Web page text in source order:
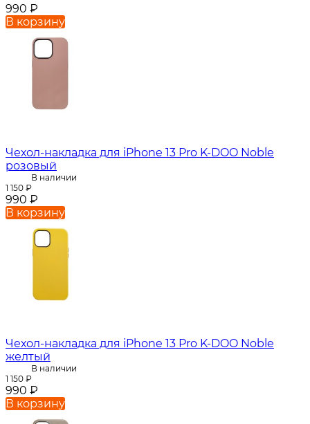
990 ₽
В корзину
Чехол-накладка для iPhone 13 Pro K-DOO Noble
розовый
В наличии
1 150 ₽
990 ₽
В корзину
Чехол-накладка для iPhone 13 Pro K-DOO Noble
желтый
В наличии
1 150 ₽
990 ₽
В корзину